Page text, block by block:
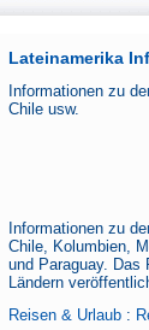
Lateinamerika
Informationen zu
Chile usw.
Informationen zu
Chile, Kolumbien,
und Paraguay. Das
Ländern
Reisen & Urlaub :